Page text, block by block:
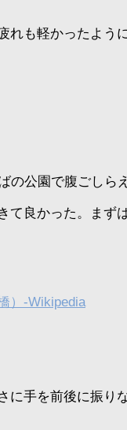
も軽かったよう
公園で腹ごしら
良かった。まず
）-Wikipedia
手を前後に振り